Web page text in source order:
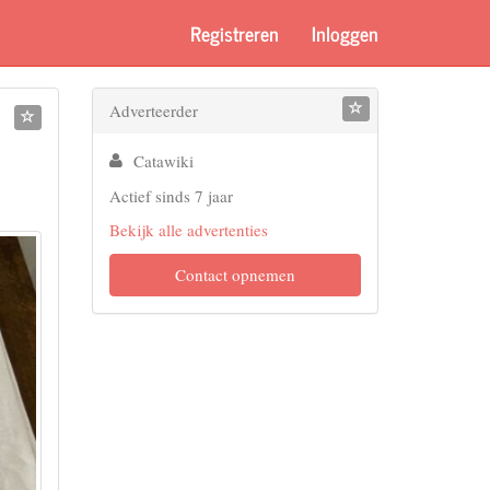
Registreren Inloggen
Adverteerder
Catawiki
Actief sinds 7 jaar
Bekijk alle advertenties
Contact opnemen